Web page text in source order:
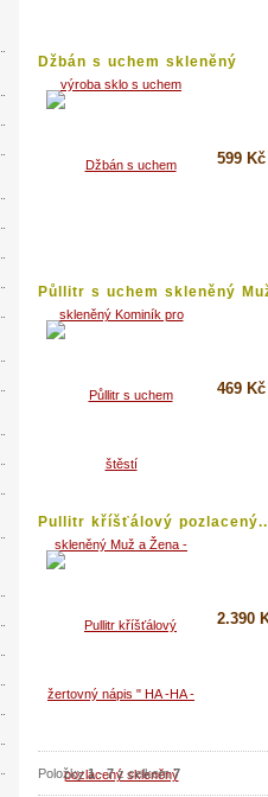
Džbán s uchem skleněný
Kominík...
599 Kč
Půllitr s uchem skleněný
469 Kč
Pullitr kříšťálový
2.390
Položky1-7z celkem7